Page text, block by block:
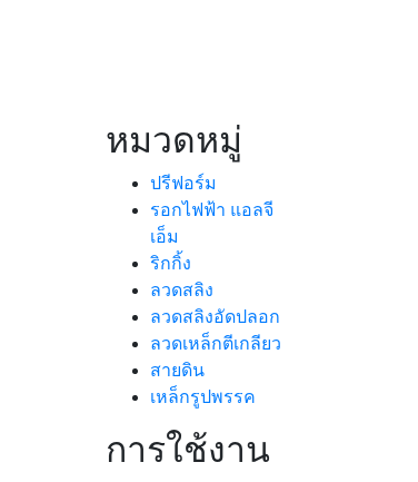
หมวดหมู่
ปรีฟอร์ม
รอกไฟฟ้า แอลจี
เอ็ม
ริกกิ้ง
ลวดสลิง
ลวดสลิงอัดปลอก
ลวดเหล็กตีเกลียว
สายดิน
เหล็กรูปพรรค
การใช้งาน